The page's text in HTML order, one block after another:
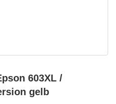
603XL /
gelb